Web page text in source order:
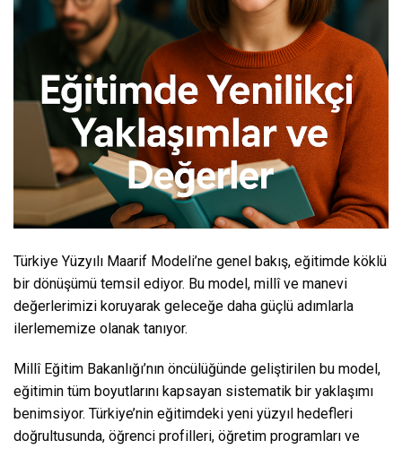
Türkiye Yüzyılı Maarif Modeli’ne genel bakış, eğitimde köklü
bir dönüşümü temsil ediyor. Bu model, millî ve manevi
değerlerimizi koruyarak geleceğe daha güçlü adımlarla
ilerlememize olanak tanıyor.
Millî Eğitim Bakanlığı’nın öncülüğünde geliştirilen bu model,
eğitimin tüm boyutlarını kapsayan sistematik bir yaklaşımı
benimsiyor. Türkiye’nin eğitimdeki yeni yüzyıl hedefleri
doğrultusunda, öğrenci profilleri, öğretim programları ve